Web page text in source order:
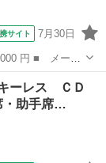
サイト 7月30日
名： Ｇ ドラ
ランスソナー
ーレス ＣＤ
・助手席…